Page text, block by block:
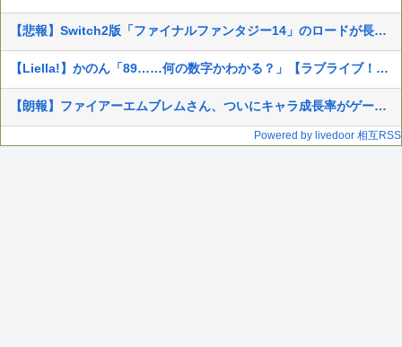
【悲報】Switch2版「ファイナルファンタジー14」のロードが長いのは不具合
【Liella!】かのん「89……何の数字かわかる？」【ラブライブ！スーパースター!!】
【朗報】ファイアーエムブレムさん、ついにキャラ成長率がゲーム内で見れるようになる
Powered by livedoor 相互RSS